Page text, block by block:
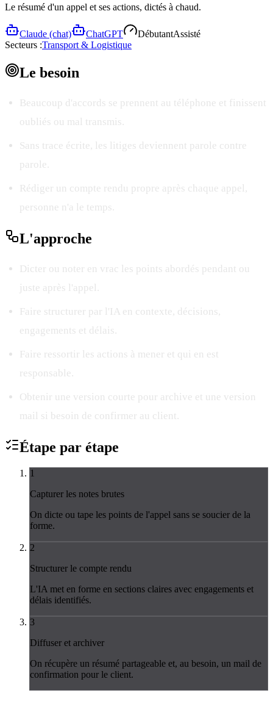
Le résumé d'un appel et ses actions, dictés à chaud.
Claude (chat) ChatGPT DébutantAssisté
Secteurs :Transport & Logistique
Le besoin
Beaucoup d'accords se prennent au téléphone et finissent
oubliés ou mal transmis.
Sans trace écrite, les litiges deviennent parole contre
parole.
Rédiger un compte rendu propre après chaque appel,
personne n'a le temps.
L'approche
Dicter ou noter en vrac les points abordés pendant ou
juste après l'appel.
Faire structurer par l'IA en contexte, décisions,
engagements et délais.
Faire ressortir les actions à mener et qui en est
responsable.
Obtenir une version courte pour archive et une version
mail si besoin de confirmer au client.
Étape par étape
1
Capturer les notes brutes
On dicte ou tape les points de l'appel sans se soucier de la
forme.
2
Structurer le compte rendu
L'IA met en forme en sections claires avec engagements et
délais identifiés.
3
Diffuser et archiver
On récupère un résumé partageable et, au besoin, un mail de
confirmation pour le client.